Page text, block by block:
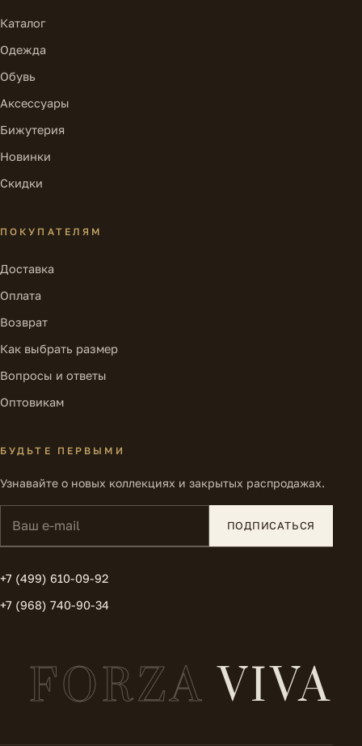
Каталог
Одежда
Обувь
Аксессуары
Бижутерия
Новинки
Скидки
ПОКУПАТЕЛЯМ
Доставка
Оплата
Возврат
Как выбрать размер
Вопросы и ответы
Оптовикам
БУДЬТЕ ПЕРВЫМИ
Узнавайте о новых коллекциях и закрытых распродажах.
ПОДПИСАТЬСЯ
+7 (499) 610-09-92
+7 (968) 740-90-34
FORZAVIVA